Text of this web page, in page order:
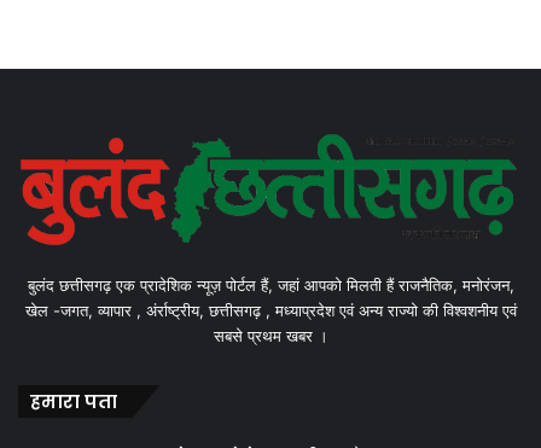
बुलंद छत्तीसगढ़ एक प्रादेशिक न्यूज़ पोर्टल हैं, जहां आपको मिलती हैं राजनैतिक, मनोरंजन,
खेल -जगत, व्यापार , अंर्राष्ट्रीय, छत्तीसगढ़ , मध्याप्रदेश एवं अन्य राज्यो की विश्वशनीय एवं
सबसे प्रथम खबर ।
हमारा पता